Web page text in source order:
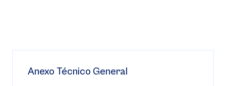
Anexo Técnico General